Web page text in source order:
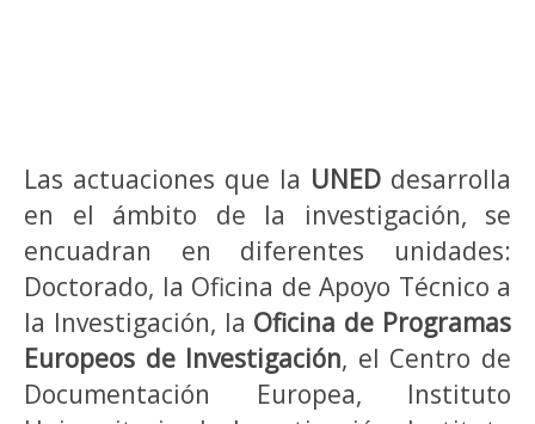
Las actuaciones que la UNED desarrolla
en el ámbito de la investigación, se
encuadran en diferentes unidades:
Doctorado, la Oficina de Apoyo Técnico a
la Investigación, la Oficina de Programas
Europeos de Investigación, el Centro de
Documentación Europea, Instituto